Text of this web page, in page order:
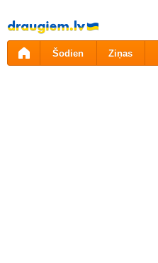
Pāriet
uz
saturu
Šodien Ziņas